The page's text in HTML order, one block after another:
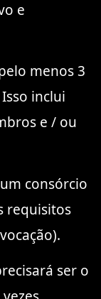
e
menos 3
inclui
e / ou
consórcio
requisitos
ser o